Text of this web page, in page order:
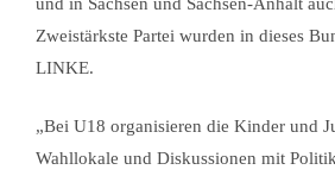
Zweistärkste Partei wurden in dieses
LINKE.
„Bei U18 organisieren die Kinder und
Wahllokale und Diskussionen mit